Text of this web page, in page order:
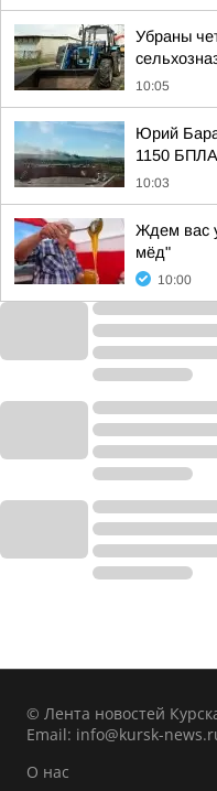
Убраны
10:05
Юрий
1150
10:03
Ждем вас
мёд"
10:00
© Лента новостей
Email: info@kursk-
О нас